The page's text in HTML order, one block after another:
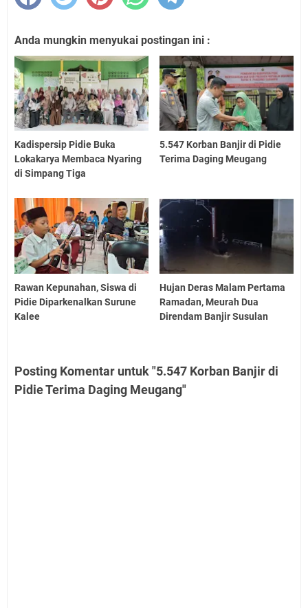
Anda mungkin menyukai postingan ini :
Kadispersip Pidie Buka
Lokakarya Membaca Nyaring
di Simpang Tiga
5.547 Korban Banjir di Pidie
Terima Daging Meugang
Rawan Kepunahan, Siswa di
Pidie Diparkenalkan Surune
Kalee
Hujan Deras Malam Pertama
Ramadan, Meurah Dua
Direndam Banjir Susulan
Posting Komentar untuk "5.547 Korban Banjir di
Pidie Terima Daging Meugang"